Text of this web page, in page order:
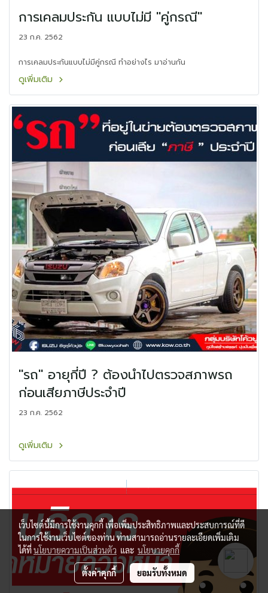
การเคลมประกัน แบบไม่มี "คู่กรณี"
23 ก.ค. 2562
การเคลมประกันแบบไม่มีคู่กรณี ทำอย่างไร มาอ่านกัน
ดูเพิ่มเติม
"รถ" อายุกี่ปี ? ต้องนำไปตรวจสภาพรถ
ก่อนเสียภาษีประจำปี
23 ก.ค. 2562
ดูเพิ่มเติม
เว็บไซต์นี้มีการใช้งานคุกกี้ เพื่อเพิ่มประสิทธิภาพและประสบการณ์ที่ดี
ในการใช้งานเว็บไซต์ของท่าน ท่านสามารถอ่านรายละเอียดเพิ่มเติม
ได้ที่นโยบายความเป็นส่วนตัว และ นโยบายคุกกี้
ตั้งค่าคุกกี้ ยอมรับทั้งหมด